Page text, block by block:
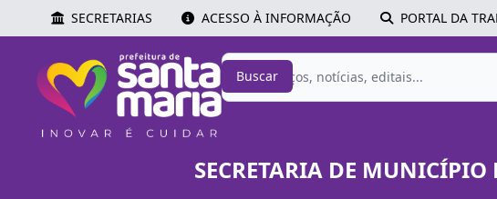
SECRETARIAS ACESSO À INFORMAÇÃO PORTAL DA
Buscar
SECRETARIA DE